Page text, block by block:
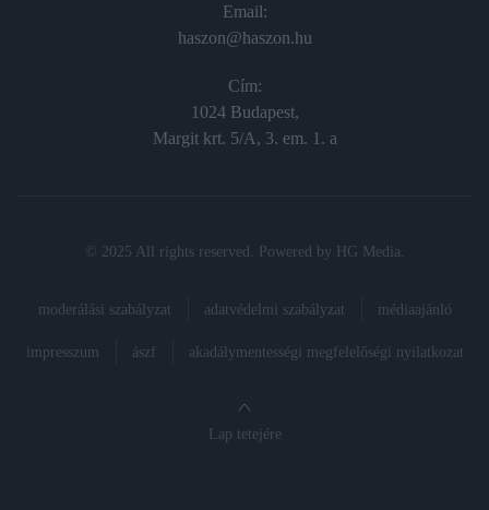
Email:
haszon@haszon.hu
Cím:
1024 Budapest,
Margit krt. 5/A, 3. em. 1. a
© 2025 All rights reserved. Powered by HG Media
moderálási szabályzat adatvédelmi szabályzat médiaajánló
impresszum ászf akadálymentességi megfelelőségi nyilatkozat
Lap tetejére